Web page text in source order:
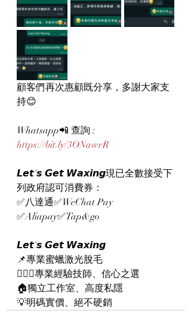
顧客們再次惠顧既分享，多謝大家支
持😊
Whatsapp📲 查詢 :
https://bit.ly/3ONawrR
𝙇𝙚𝙩'𝙨 𝙂𝙚𝙩 𝙒𝙖𝙭𝙞𝙣𝙜現已全數接受下
列政府認可消費券：
✅八達通✅WeChat Pay
✅Aliapay✅Tap&go
𝙇𝙚𝙩'𝙨 𝙂𝙚𝙩 𝙒𝙖𝙭𝙞𝙣𝙜
📌專業蜜蠟激光脫毛
👨🏻‍⚕️專業經驗技師、信心之選
🏠獨立工作室、高度私隱
💡明碼實價、絕不硬銷